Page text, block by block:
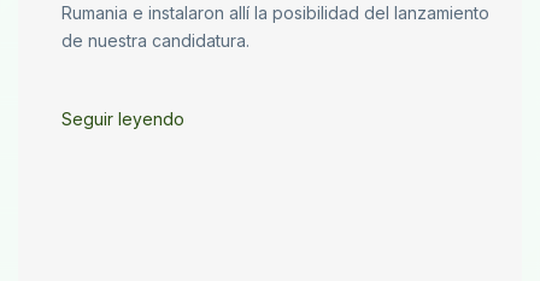
Rumania e instalaron allí la posibilidad del lanzamiento
de nuestra candidatura.
Seguir leyendo